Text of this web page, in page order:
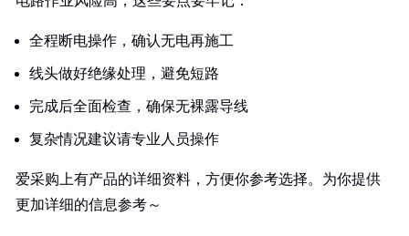
全程断电操作，确认无电再施工
线头做好绝缘处理，避免短路
完成后全面检查，确保无裸露导线
复杂情况建议请专业人员操作
爱采购上有产品的详细资料，方便你参考选择。为你提供
更加详细的信息参考～